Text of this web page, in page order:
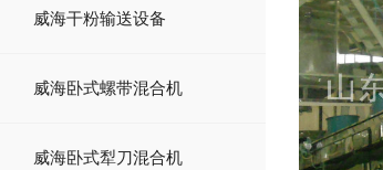
威海干粉输送设备
威海卧式螺带混合机
威海卧式犁刀混合机